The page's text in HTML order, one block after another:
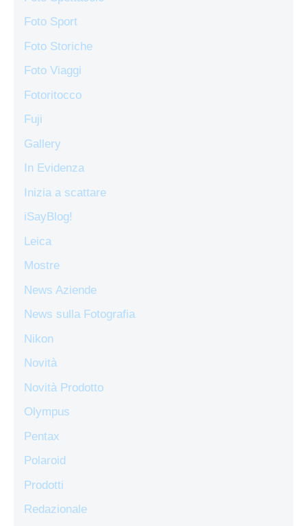
Foto Sport
Foto Storiche
Foto Viaggi
Fotoritocco
Fuji
Gallery
In Evidenza
Inizia a scattare
iSayBlog!
Leica
Mostre
News Aziende
News sulla Fotografia
Nikon
Novità
Novità Prodotto
Olympus
Pentax
Polaroid
Prodotti
Redazionale